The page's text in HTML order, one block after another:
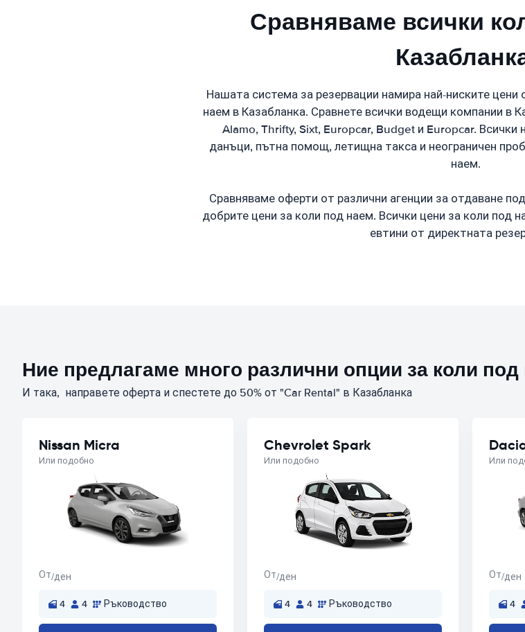
Сравняваме всички
Нашата система за резервации намира най-ниските
наем в Казабланка. Сравнете всички водещи компании в
Alamo, Thrifty, Sixt, Europcar, Budget и Europcar.
данъци, пътна помощ, летищна такса и неограничен
наем.
Сравняваме оферти от различни агенции за отдаване
добрите цени за коли под наем. Всички цени за коли под
евтини от директната
Ние предлагаме много различни опции за коли под
И така, направете оферта и спестете до 50% от "Car Rental" в Казабланка
Nissan Micra
Или подобно
От/ден
4 4 Ръководство
Chevrolet Spark
Или подобно
От/ден
4 4 Ръководство
Или
От/ден
4